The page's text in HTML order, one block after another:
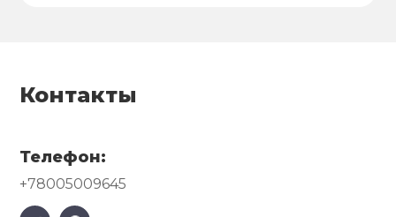
Контакты
Телефон:
+78005009645